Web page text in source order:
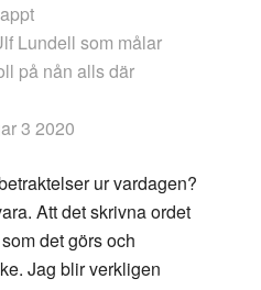
Lundell som målar
på nån alls där
3 2020
ur vardagen?
Att det skrivna ordet
det görs och
Jag blir verkligen